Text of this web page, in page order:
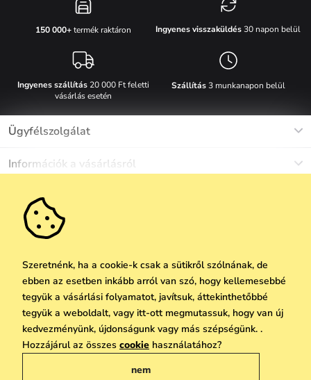
150 000+termék raktáron Ingyenes visszaküldés30 napon belül
Ingyenes szállítás20 000 Ft feletti
vásárlás esetén
Szállítás3 munkanapon belül
Ügyfélszolgálat
+36 1 808 9989
Információk a vásárlásról
Gyakori kérdések
Anyagok és karbantartás
Visszaküldés és reklamáció
Egyéb információk
Rólunk
Karrier
Ajándék utalványok
Vállalatok számára
We Care
Vuchlook
Üzletek
Praha
Ne maradj le semmiről!
Feliratkozni
A személyes adatok védelmének alapelveiitt
Copyright © 2026 Vuch s.r.o. Minden jog fenntartva. Technikailag biztosítja
Simplia.cz
Szeretnénk, ha a cookie-k csak a sütikről szólnának, de
ebben az esetben inkább arról van szó, hogy kellemesebbé
tegyük a vásárlási folyamatot, javítsuk, áttekinthetőbbé
tegyük a weboldalt, vagy itt-ott megmutassuk, hogy van új
kedvezményünk, újdonságunk vagy más szépségünk. .
Hozzájárul az összes cookie használatához?
nem